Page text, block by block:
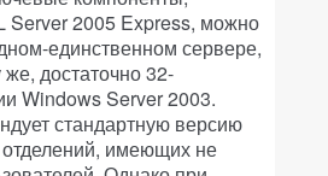
Server 2005 Express, можно
единственном сервере,
же, достаточно 32-
Windows Server 2003.
стандартную версию
имеющих не